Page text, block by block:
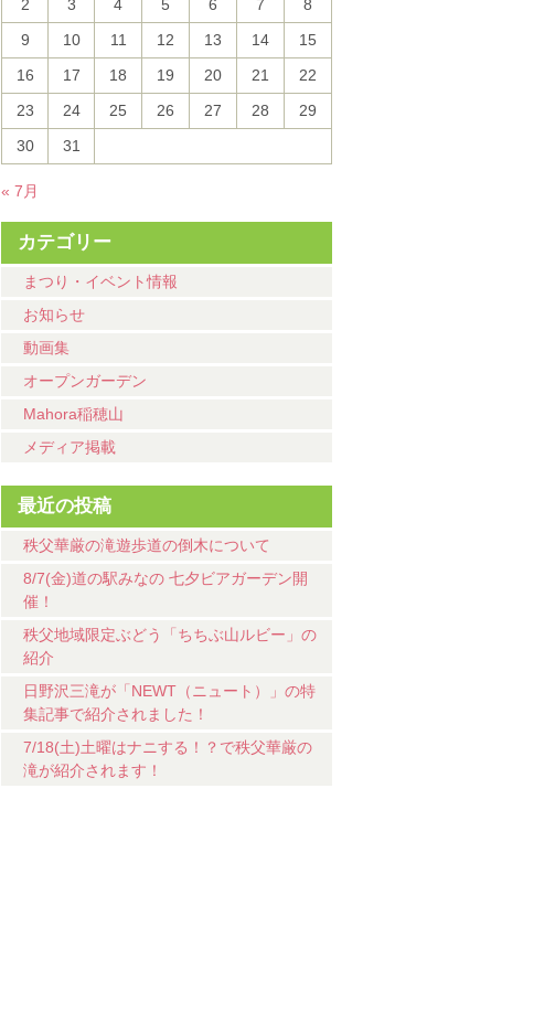
2
3 4 5 6 7
8
9
10 11 12 13 14
15
16
17 18 19 20 21
22
23
24 25 26 27 28
29
30
31
« 7月
カテゴリー
まつり・イベント情報
お知らせ
動画集
オープンガーデン
Mahora稲穂山
メディア掲載
最近の投稿
秩父華厳の滝遊歩道の倒木について
8/7(金)道の駅みなの 七夕ビアガーデン開
催！
秩父地域限定ぶどう「ちちぶ山ルビー」の
紹介
日野沢三滝が「NEWT（ニュート）」の特
集記事で紹介されました！
7/18(土)土曜はナニする！？で秩父華厳の
滝が紹介されます！